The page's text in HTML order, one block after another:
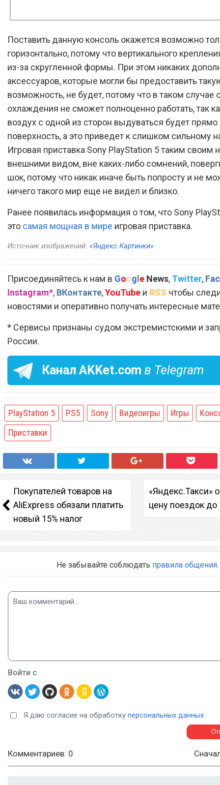
Поставить данную консоль окажется возможно
горизонтально, потому что вертикального
из-за скругленной формы. При этом никаких
аксессуаров, которые могли бы предоставить
возможность, не будет, потому что в таком случае
охлаждения не сможет полноценно работать, так
воздух с одной из сторон выдуваться будет прямо
поверхность, а это приведет к слишком сильному
Игровая приставка Sony PlayStation 5 таким
внешними видом, вне каких-либо сомнений,
шок, потому что никак иначе быть попросту и не
ничего такого мир еще не видел и близко.
Ранее появилась информация о том, что Sony
это самая мощная в мире игровая приставка.
Источник изображений: «Яндекс Картинки»
Присоединяйтесь к нам в Google News, Twitter,
Instagram*, ВКонтакте,YouTube и RSS чтобы
новостями и оперативно получать интересные
* Сервисы признаны судом экстремистскими и
России.
Канал AKKet.com в Telegram
PlayStation 5 PS5 Sony Видеоигры Игры
Приставки
Покупателей товаров на
AliExpress обязали платить
новый 15% налог
«Яндекс.Такси»
цену поездок до
Не забывайте соблюдать правила общения.
Войти с
Я даю согласие на обработку персональных данных
Комментариев: 0